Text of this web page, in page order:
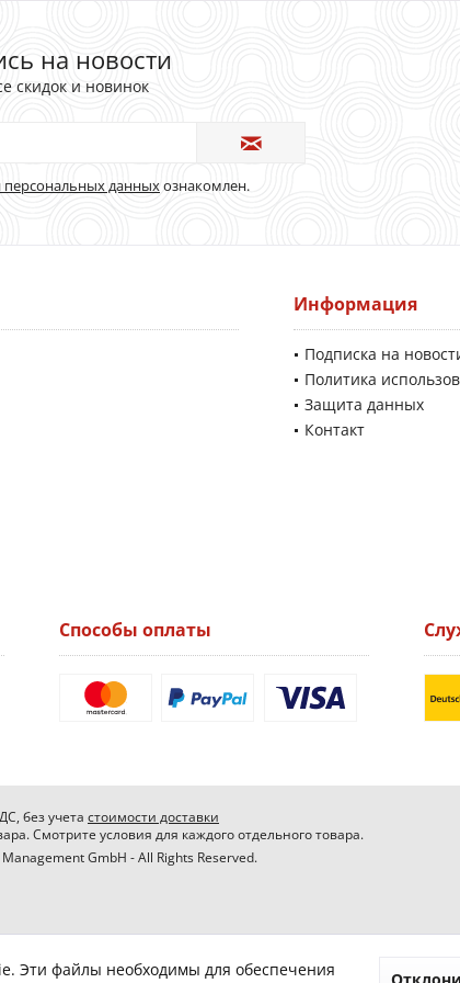
на новости
скидок и новинок
персональных данныхознакомлен.
Информация
Подписка на
Политика
Защита данных
Контакт
Способы оплаты
без учета стоимости доставки
Смотрите условия для каждого отдельного товара.
GmbH - All Rights Reserved.
Эти файлы необходимы для обеспечения